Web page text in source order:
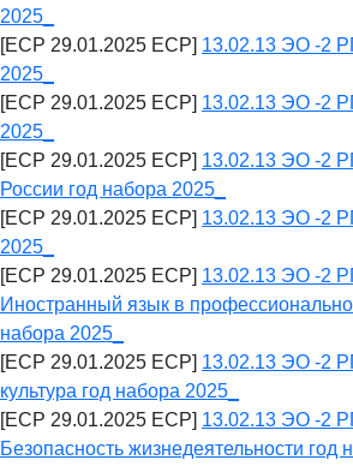
2025_
[ECP 29.01.2025 ECP] 13.02.13 ЭО -2
2025_
[ECP 29.01.2025 ECP] 13.02.13 ЭО -2
2025_
[ECP 29.01.2025 ECP] 13.02.13 ЭО -2
России год набора 2025_
[ECP 29.01.2025 ECP] 13.02.13 ЭО -2
2025_
[ECP 29.01.2025 ECP] 13.02.13 ЭО -2
Иностранный язык в
набора 2025_
[ECP 29.01.2025 ECP] 13.02.13 ЭО -2
культура год набора 2025_
[ECP 29.01.2025 ECP] 13.02.13 ЭО -2
Безопасность жизнедеятельности год